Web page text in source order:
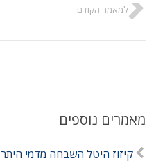
למאמר הקודם
מאמרים נוספים
קיזוז היטל השבחה מדמי היתר